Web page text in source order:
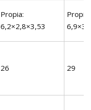
Propia:
6,2×2,8×3,53
Propia:
26 29